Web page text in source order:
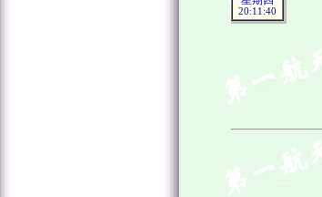
20:11:40